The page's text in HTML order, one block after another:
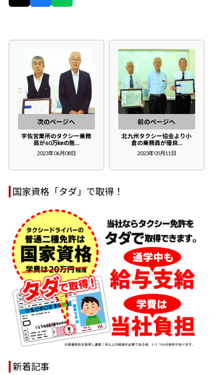
次のページへ
宇佐営業所のタクシー乗務
員が60万㎞の無…
2023年06月08日
前のページへ
北九州タクシー協会より小
倉の乗務員が優良…
2023年05月11日
国家資格「タダ」で取得！
新着記事